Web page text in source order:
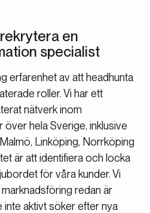
en
specialist
erfarenhet av att headhunta
roller. Vi har ett
nätverk inom
hela Sverige, inklusive
Linköping, Norrköping
är att identifiera och locka
för våra kunder. Vi
redan är
aktivt söker efter nya